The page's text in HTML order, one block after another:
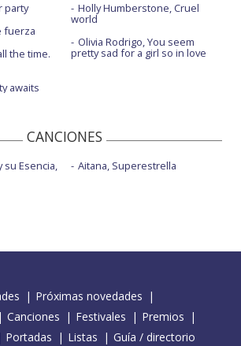
party
fuerza
the time.
awaits
Holly Humberstone, Cruel
world
Olivia Rodrigo, You seem
pretty sad for a girl so in love
CANCIONES
su Esencia, Aitana, Superestrella
Próximas novedades
Canciones Festivales
Premios
Portadas Listas Guía / directorio